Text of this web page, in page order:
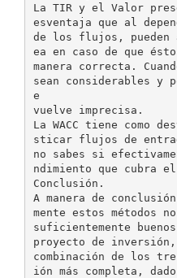
La TIR y el Valor
esventaja que al
de los flujos,
ea en caso de que
manera correcta.
sean considerables y
e
vuelve imprecisa.
La WACC tiene como
sticar flujos de
no sabes si
ndimiento que cubra
Conclusión.
A manera de
mente estos métodos
suficientemente
proyecto de
combinación de los
ión más completa,